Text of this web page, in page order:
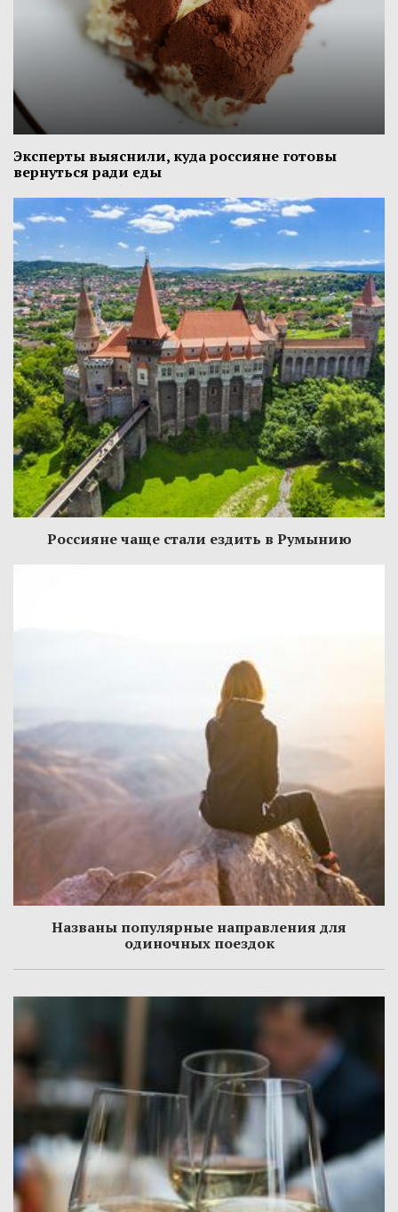
Эксперты выяснили, куда россияне готовы
вернуться ради еды
Россияне чаще стали ездить в Румынию
Названы популярные направления для
одиночных поездок